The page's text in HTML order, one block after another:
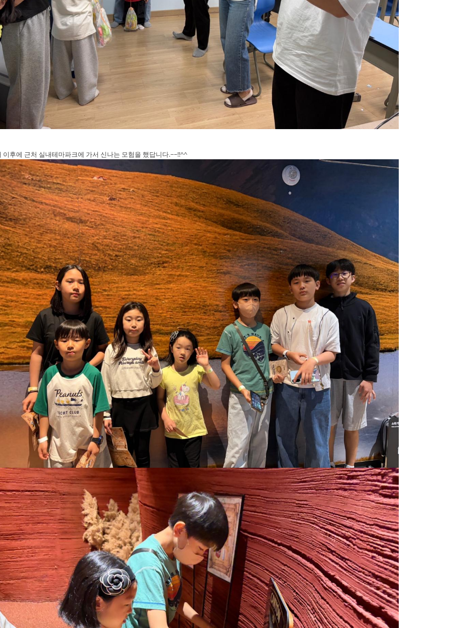
이후에 근처 실내테마파크에 가서 신나는 모험을 했답니다.~~!!^^